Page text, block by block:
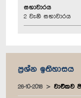
සභාවාරය
2 වැනි සභාවාරය
ප්‍රශ්න ඉතිහාසය
26-10-2018 වාචිකව